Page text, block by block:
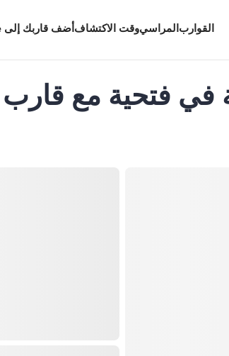
القواربالمراسيوقت الاكتشافأضف قاربك إلى Limancepte